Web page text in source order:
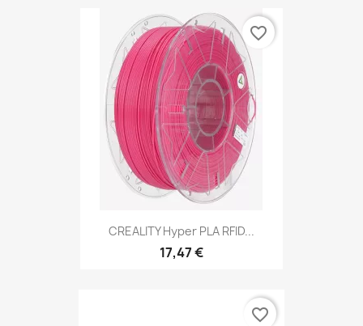
CREALITY Hyper PLA RFID...
17,47 €
favorite_border
favorite_border